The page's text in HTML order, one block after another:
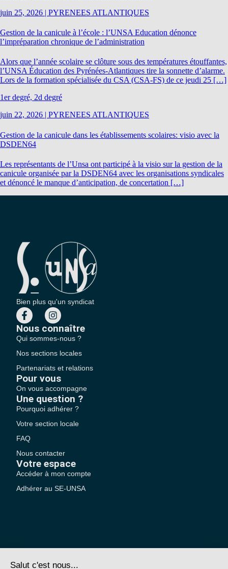
juin 25, 2026 | PYRENEES ATLANTIQUES
Gestion de la canicule à l’école : l’UNSA Education dénonce
l’impréparation chronique de l’administration
Alors que l’année scolaire se clôture sous des températures étouffantes,
l’UNSA Éducation des Pyrénées-Atlantiques tire la sonnette d’alarme.
Lors de la formation spécialisée du CSA (CSA-FS) de ce jeudi 25 […]
1er degré, 2d degré
juin 22, 2026 | PYRENEES ATLANTIQUES
Gestion de la canicule dans les établissements scolaires: visio avec la
DSDEN64
Les représentants de l’Unsa ont participé à la visio sur la gestion de la
canicule organisée par la DSDEN64 avec les organisations syndicales
et dénoncé le manque d’anticipation, de concertation […]
Bien plus qu'un syndicat
Nous connaître
Qui sommes-nous ?
Nos sections locales
Partenariats et relations
Pour vous
On vous accompagne
Une question ?
Pourquoi adhérer ?
Votre section locale
FAQ
Nous contacter
Votre espace
Accéder à mon compte
Adhérer au SE-UNSA